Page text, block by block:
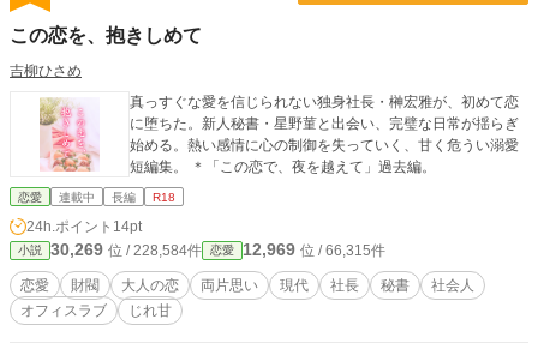
この恋を、抱きしめて
吉柳ひさめ
真っすぐな愛を信じられない独身社長・榊宏雅が、初めて恋
に堕ちた。新人秘書・星野菫と出会い、完璧な日常が揺らぎ
始める。熱い感情に心の制御を失っていく、甘く危うい溺愛
短編集。 ＊「この恋で、夜を越えて」過去編。
恋愛 連載中 長編 R18
24h.ポイント 14pt
小説 30,269 位 / 228,584件 恋愛 12,969 位 / 66,315件
恋愛 財閥 大人の恋 両片思い 現代 社長 秘書
社会人
オフィスラブ
じれ甘